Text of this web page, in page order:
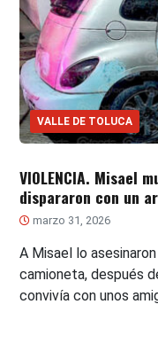
VALLE DE TOLUCA
VIOLENCIA. Misael
dispararon con un
marzo 31, 2026
A Misael lo
camioneta, después
convivía con unos